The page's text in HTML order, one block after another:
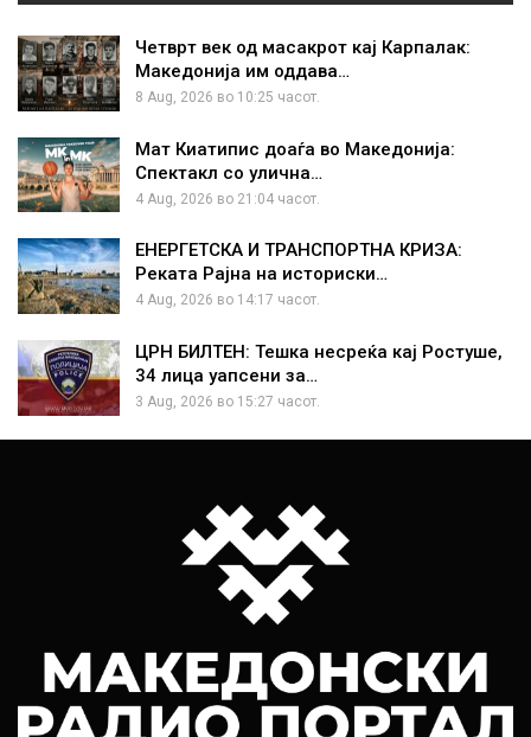
Четврт век од масакрот кај Карпалак:
Македонија им оддава…
8 Aug, 2026 во 10:25 часот.
Мат Киатипис доаѓа во Македонија:
Спектакл со улична…
4 Aug, 2026 во 21:04 часот.
ЕНЕРГЕТСКА И ТРАНСПОРТНА КРИЗА:
Реката Рајна на историски…
4 Aug, 2026 во 14:17 часот.
ЦРН БИЛТЕН: Тешка несреќа кај Ростуше,
34 лица уапсени за…
3 Aug, 2026 во 15:27 часот.